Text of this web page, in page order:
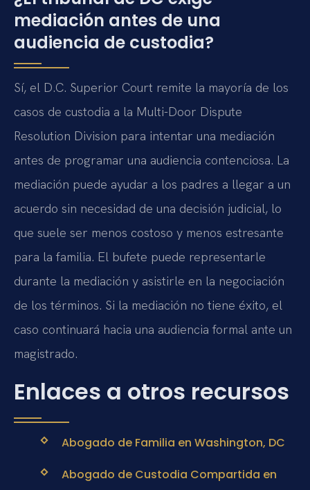
mediación antes de una
audiencia de custodia?
Sí, el D.C. Superior Court remite la mayoría de los
casos de custodia a la Multi-Door Dispute
Resolution Division para intentar una mediación
antes de programar una audiencia contenciosa. La
mediación puede ayudar a los padres a llegar a un
acuerdo sin necesidad de una decisión judicial, lo
que suele ser menos costoso y menos estresante
para la familia. El bufete puede representarle
durante la mediación y asistirle en la negociación
de los términos. Si la mediación no tiene éxito, el
caso continuará hacia una audiencia formal ante un
magistrado.
Enlaces a otros recursos
Abogado de Familia en Washington, DC
Abogado de Custodia Compartida en